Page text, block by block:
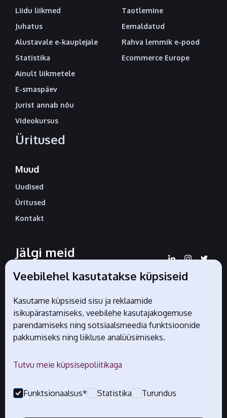
Liidu liikmed
Juhatus
Alustavale e-kauplejale
Statistika
Ainult liikmetele
E-smaspäev
Jurist annab nõu
Videokursus
Üritused
Taotlemine
Eemaldatud
Rahva lemmik e-pood
Ecommerce Europe
Muud
Uudised
Üritused
Kontakt
Jälgi meid
sotsiaalmeedias
Liidu ametlikud partnerid
Veebilehel kasutatakse küpsiseid
Kasutame küpsiseid sisu ja reklaamide
isikupärastamiseks, veebilehe kasutajakogemuse
parendamiseks ning sotsiaalsmeedia funktsioonide
pakkumiseks ning liikluse analüüsimiseks.
Tutvu meie küpsisepoliitikaga
Funktsionaalsus* Statistika Turundus